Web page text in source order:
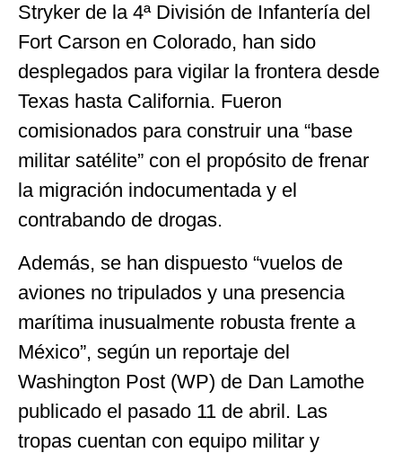
Stryker de la 4ª División de Infantería del
Fort Carson en Colorado, han sido
desplegados para vigilar la frontera desde
Texas hasta California. Fueron
comisionados para construir una “base
militar satélite” con el propósito de frenar
la migración indocumentada y el
contrabando de drogas.
Además, se han dispuesto “vuelos de
aviones no tripulados y una presencia
marítima inusualmente robusta frente a
México”, según un reportaje del
Washington Post (WP) de Dan Lamothe
publicado el pasado 11 de abril. Las
tropas cuentan con equipo militar y